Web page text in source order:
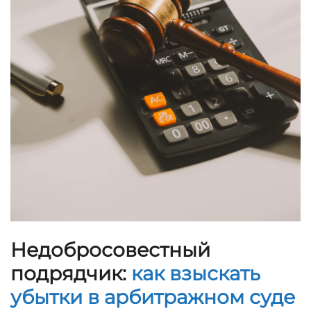
Недобросовестный
подрядчик: как взыскать
убытки в арбитражном суде